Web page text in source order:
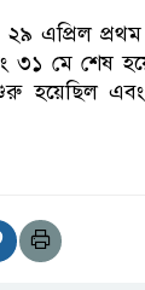
এপ্রিল প্রথম
৩১ মে শেষ
হয়েছিল